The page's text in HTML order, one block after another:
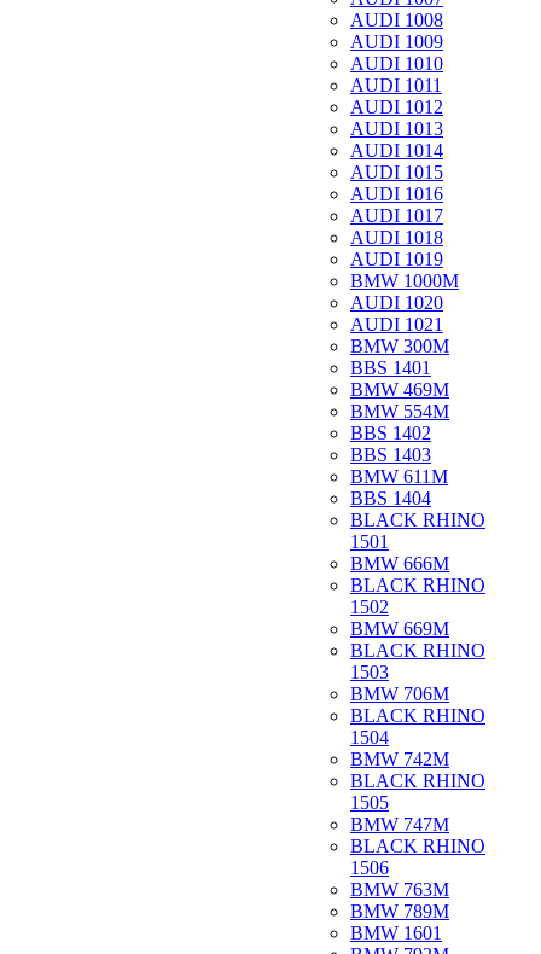
AUDI 1008
AUDI 1009
AUDI 1010
AUDI 1011
AUDI 1012
AUDI 1013
AUDI 1014
AUDI 1015
AUDI 1016
AUDI 1017
AUDI 1018
AUDI 1019
BMW 1000M
AUDI 1020
AUDI 1021
BMW 300M
BBS 1401
BMW 469M
BMW 554M
BBS 1402
BBS 1403
BMW 611M
BBS 1404
BLACK RHINO
1501
BMW 666M
BLACK RHINO
1502
BMW 669M
BLACK RHINO
1503
BMW 706M
BLACK RHINO
1504
BMW 742M
BLACK RHINO
1505
BMW 747M
BLACK RHINO
1506
BMW 763M
BMW 789M
BMW 1601